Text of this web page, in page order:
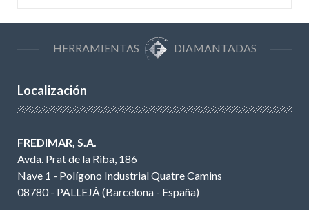
HERRAMIENTAS DIAMANTADAS
Localización
FREDIMAR, S.A.
Avda. Prat de la Riba, 186
Nave 1 - Polígono Industrial Quatre Camins
08780 - PALLEJÀ (Barcelona - España)